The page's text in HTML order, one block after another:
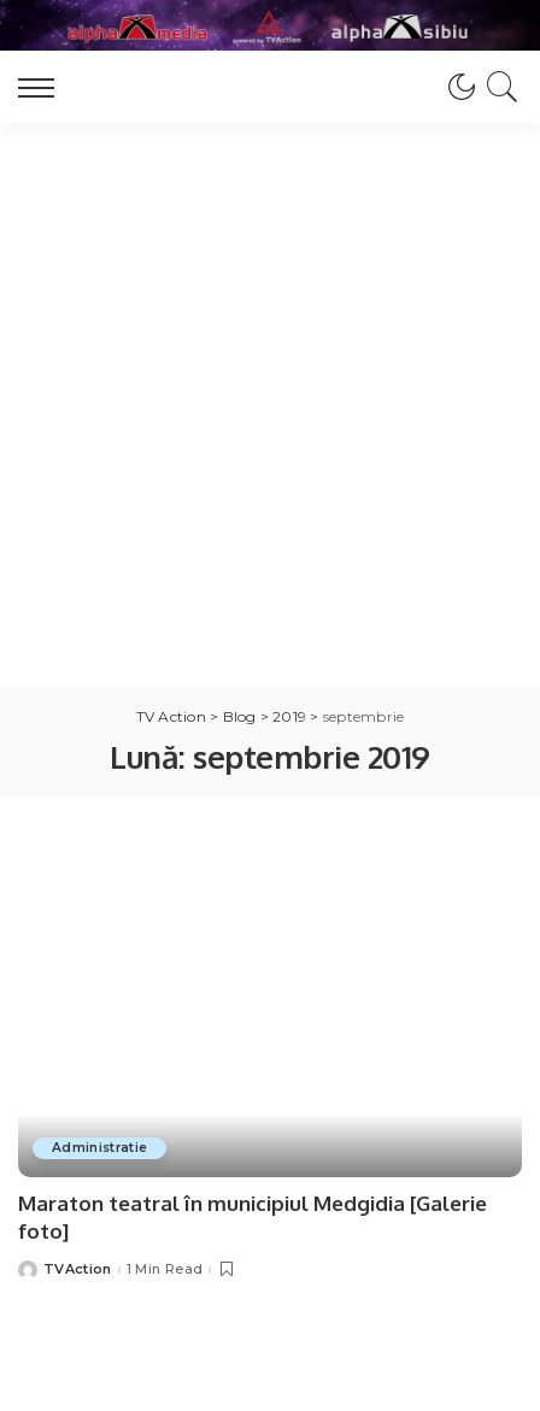
TV Action > Blog >2019 > septembrie
Lună: septembrie 2019
Administratie
Maraton teatral în municipiul Medgidia [Galerie
foto]
PostedTVAction 1 Min Read